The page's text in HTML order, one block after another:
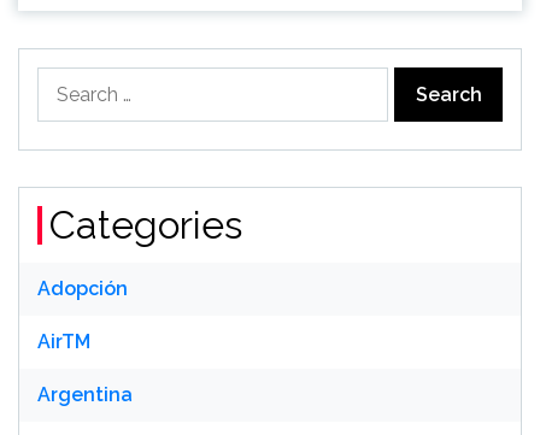
for:
Categories
Adopción
AirTM
Argentina